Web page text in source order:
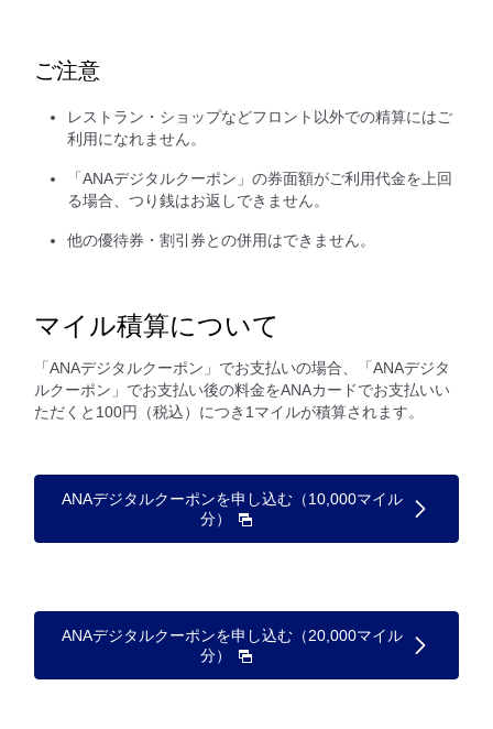
ご注意
レストラン・ショップなどフロント以外での精算にはご
利用になれません。
「ANAデジタルクーポン」の券面額がご利用代金を上回
る場合、つり銭はお返しできません。
他の優待券・割引券との併用はできません。
マイル積算について
「ANAデジタルクーポン」でお支払いの場合、「ANAデジタ
ルクーポン」でお支払い後の料金をANAカードでお支払いい
ただくと100円（税込）につき1マイルが積算されます。
ANAデジタルクーポンを申し込む（10,000マイル
分）
ANAデジタルクーポンを申し込む（20,000マイル
分）